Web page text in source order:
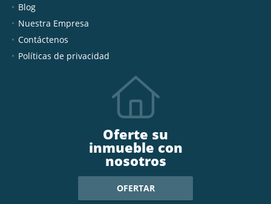
Blog
Nuestra Empresa
Contáctenos
Políticas de privacidad
Oferte su
inmueble con
nosotros
OFERTAR